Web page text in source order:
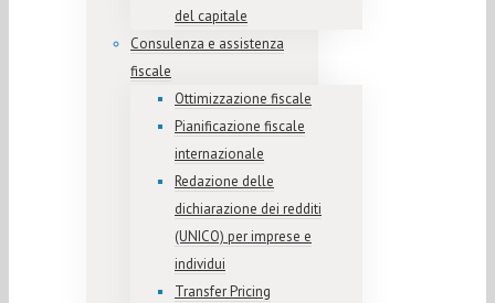
del capitale
Consulenza e assistenza
fiscale
Ottimizzazione fiscale
Pianificazione fiscale
internazionale
Redazione delle
dichiarazione dei redditi
(UNICO) per imprese e
individui
Transfer Pricing